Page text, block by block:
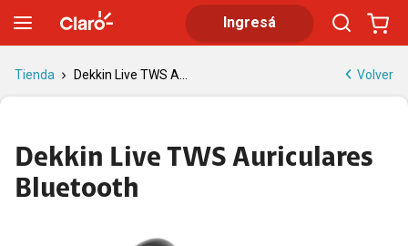
Ingresá
Tienda Dekkin Live TWS A... Volver
Dekkin Live TWS Auriculares
Bluetooth
Dekkin Live TWS Auriculares Bluetooth | Tienda Claro